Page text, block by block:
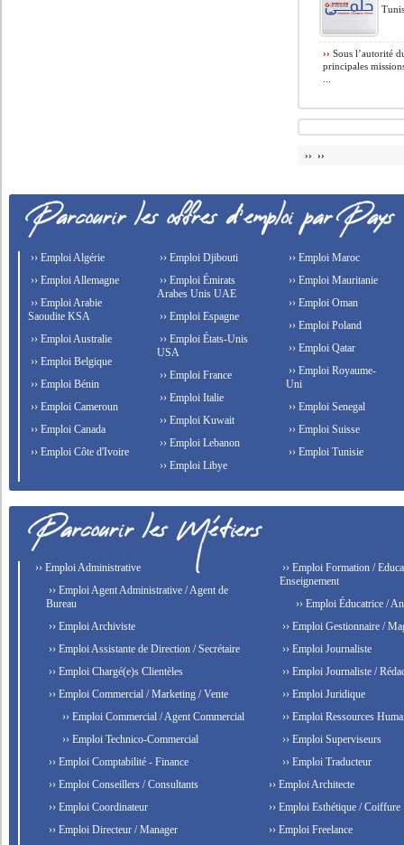
›› Sous l’autorité
principales
›› ››
›› Emploi Algérie
›› Emploi Allemagne
›› Emploi Arabie
Saoudite KSA
›› Emploi Australie
›› Emploi Belgique
›› Emploi Bénin
›› Emploi Cameroun
›› Emploi Canada
›› Emploi Côte d'Ivoire
›› Emploi Djibouti
›› Emploi Émirats
Arabes Unis UAE
›› Emploi Espagne
›› Emploi États-Unis
USA
›› Emploi France
›› Emploi Italie
›› Emploi Kuwait
›› Emploi Lebanon
›› Emploi Libye
›› Emploi Maroc
›› Emploi Mauritanie
›› Emploi Oman
›› Emploi Poland
›› Emploi Qatar
›› Emploi Royaume-
Uni
›› Emploi Senegal
›› Emploi Suisse
›› Emploi Tunisie
›› Emploi Administrative
›› Emploi Agent Administrative / Agent de
Bureau
›› Emploi Archiviste
›› Emploi Assistante de Direction / Secrétaire
›› Emploi Chargé(e)s Clientèles
›› Emploi Commercial / Marketing / Vente
›› Emploi Commercial / Agent Commercial
›› Emploi Technico-Commercial
›› Emploi Comptabilité - Finance
›› Emploi Conseillers / Consultants
›› Emploi Coordinateur
›› Emploi Directeur / Manager
›› Emploi Formation /
Enseignement
›› Emploi Éducatrice /
›› Emploi Gestionnaire /
›› Emploi Journaliste
›› Emploi Journaliste /
›› Emploi Juridique
›› Emploi Ressources
›› Emploi Superviseurs
›› Emploi Traducteur
›› Emploi Architecte
›› Emploi Esthétique / Coiffure
›› Emploi Freelance